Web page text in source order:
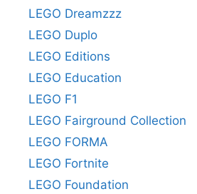
LEGO Dreamzzz
LEGO Duplo
LEGO Editions
LEGO Education
LEGO F1
LEGO Fairground Collection
LEGO FORMA
LEGO Fortnite
LEGO Foundation